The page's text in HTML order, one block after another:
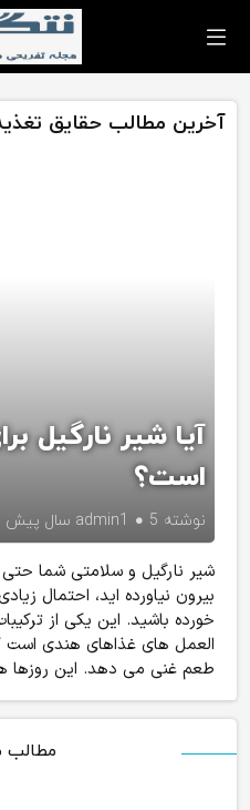
آخرین مطالب حقایق
آیا شیر نارگیل
است؟
نوشته admin1 5 سال پیش
شیر نارگیل و سلامتی شما حتی
بیرون نیاورده اید، احتمال
خورده باشید. این یکی از
العمل های غذاهای هندی است
طعم غنی می دهد. این روزها